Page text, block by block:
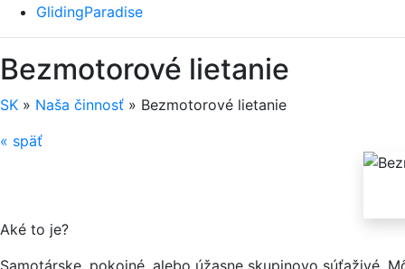
GlidingParadise
Bezmotorové lietanie
SK » Naša činnosť » Bezmotorové lietanie
« späť
Aké to je?
Samotárske, pokojné, alebo úžasne skupinovo súťaživé.